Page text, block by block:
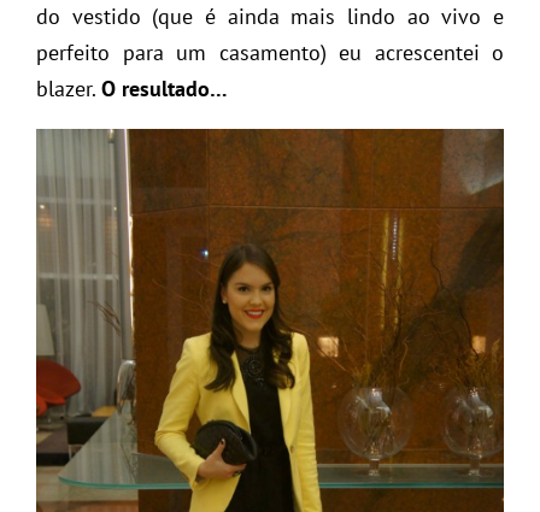
do vestido (que é ainda mais lindo ao vivo e
perfeito para um casamento) eu acrescentei o
blazer. O resultado…